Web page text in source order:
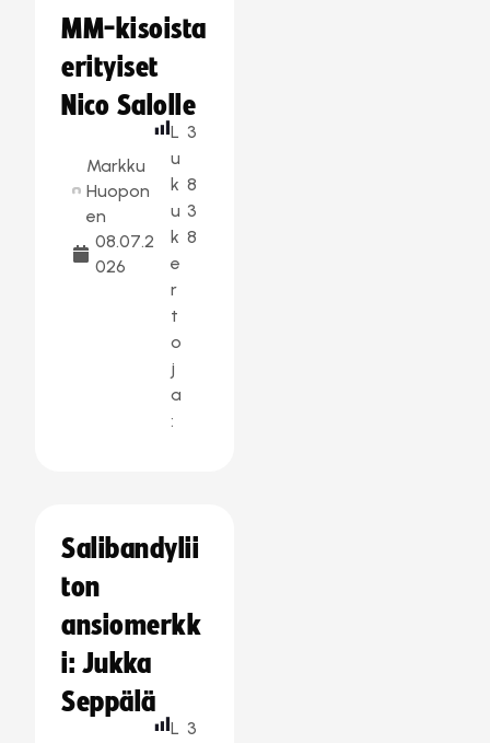
MM-kisoista
erityiset
Nico Salolle
Markku
Huopon
en
08.07.2
026
L
u
k
u
k
e
r
t
o
j
a
:
3
8
3
8
Salibandylii
ton
ansiomerkk
i: Jukka
Seppälä
L 3